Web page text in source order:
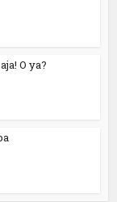
O ya?